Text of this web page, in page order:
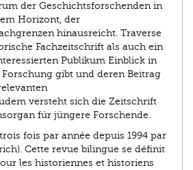
der Geschichtsforschenden in
Horizont, der
hinausreicht. Traverse
Fachzeitschrift als auch ein
Publikum Einblick in
gibt und deren Beitrag
versteht sich die Zeitschrift
für jüngere Forschende.
fois par année depuis 1994 par
Cette revue bilingue se définit
les historiennes et historiens